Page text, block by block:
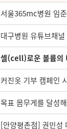
서울365mc병원 임
대구병원 유튜브채
셀(cell)로운 볼륨의
커진옷 기부 캠페인
목표 몸무게를 달성
[안양평촌점] 권민성